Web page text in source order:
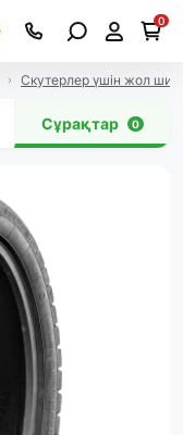
0
Скутерлер үшін жол
Сұрақтар 0